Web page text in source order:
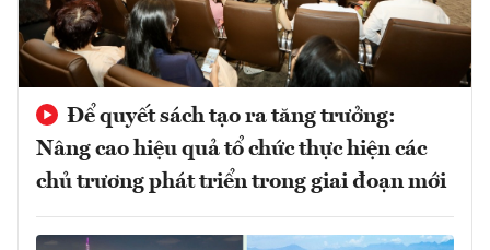
Để quyết sách tạo ra tăng trưởng:
Nâng cao hiệu quả tổ chức thực hiện các
chủ trương phát triển trong giai đoạn mới